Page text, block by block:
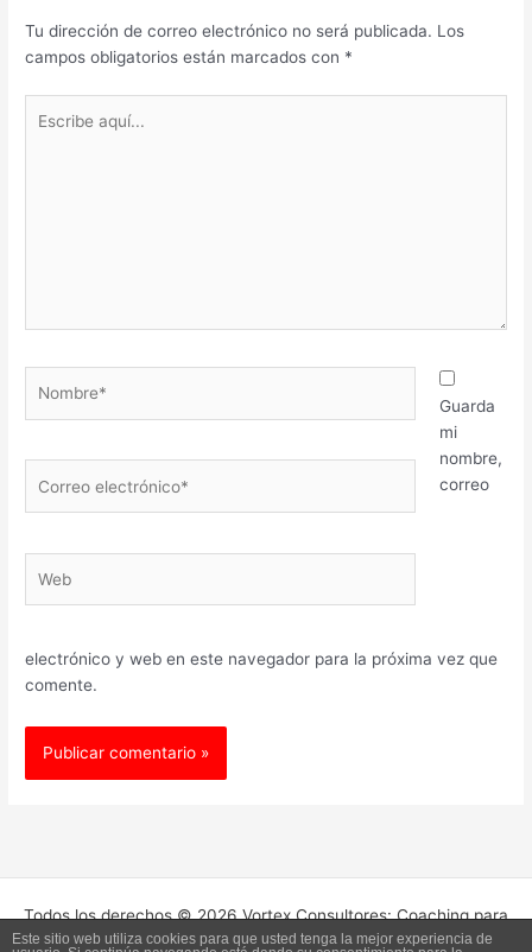
Tu dirección de correo electrónico no será publicada. Los
campos obligatorios están marcados con *
aquí...
electrónico*
Guarda
mi
nombre,
correo
electrónico y web en este navegador para la próxima vez que
comente.
Todos los derechos © 2026 Vortex Consultores: Coaching para
Empresas. | Funciona gracias aTema Astra para WordPress
Este sitio web utiliza cookies para que usted tenga la mejor experiencia de